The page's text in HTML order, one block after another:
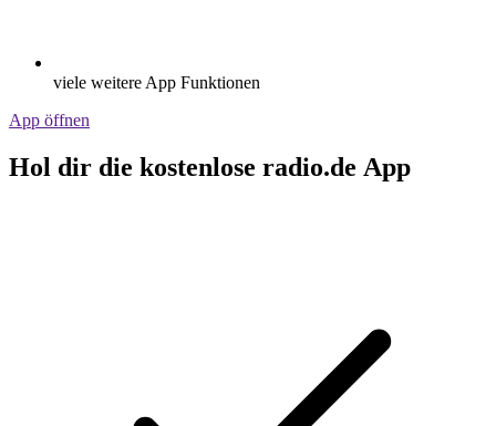
viele weitere App Funktionen
App öffnen
Hol dir die kostenlose radio.de App